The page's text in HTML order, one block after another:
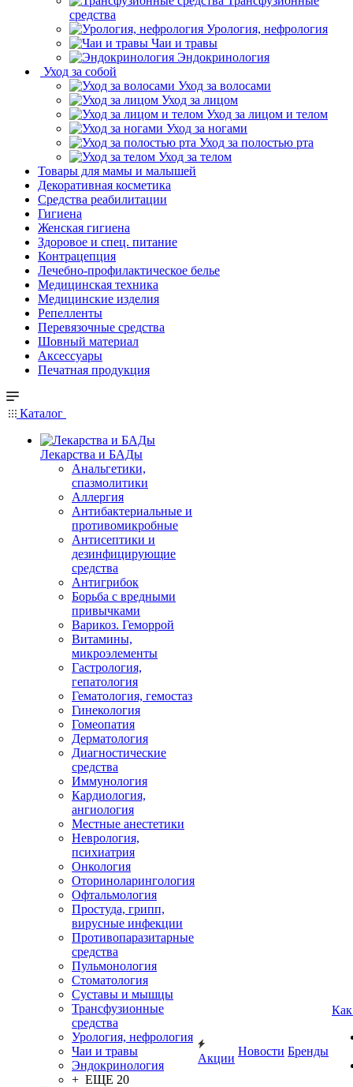
средства
Урология, нефрология
Чаи и травы
Эндокринология
Уход за собой
Уход за волосами
Уход за лицом
Уход за лицом и телом
Уход за ногами
Уход за полостью рта
Уход за телом
Товары для мамы и малышей
Декоративная косметика
Средства реабилитации
Гигиена
Женская гигиена
Здоровое и спец. питание
Контрацепция
Лечебно-профилактическое белье
Медицинская техника
Медицинские изделия
Репелленты
Перевязочные средства
Шовный материал
Аксессуары
Печатная продукция
Каталог
Лекарства и БАДы
Анальгетики,
спазмолитики
Аллергия
Антибактериальные и
противомикробные
Антисептики и
дезинфицирующие
средства
Антигрибок
Борьба с вредными
привычками
Варикоз. Геморрой
Витамины,
микроэлементы
Гастрология,
гепатология
Гематология, гемостаз
Гинекология
Гомеопатия
Дерматология
Диагностические
средства
Иммунология
Кардиология,
ангиология
Местные анестетики
Неврология,
психиатрия
Онкология
Оториноларингология
Офтальмология
Простуда, грипп,
вирусные инфекции
Противопаразитарные
средства
Пульмонология
Стоматология
Суставы и мышцы
Трансфузионные
средства
Урология, нефрология
Чаи и травы
Эндокринология
+ ЕЩЕ 20
Акции
Новости Бренды